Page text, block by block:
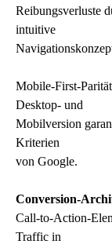
Reibungsverluste
intuitive
Mobile-First-
Desktop- und
Mobilversion
Kriterien
von Google.
Conversion-
Call-to-Action-
Traffic in